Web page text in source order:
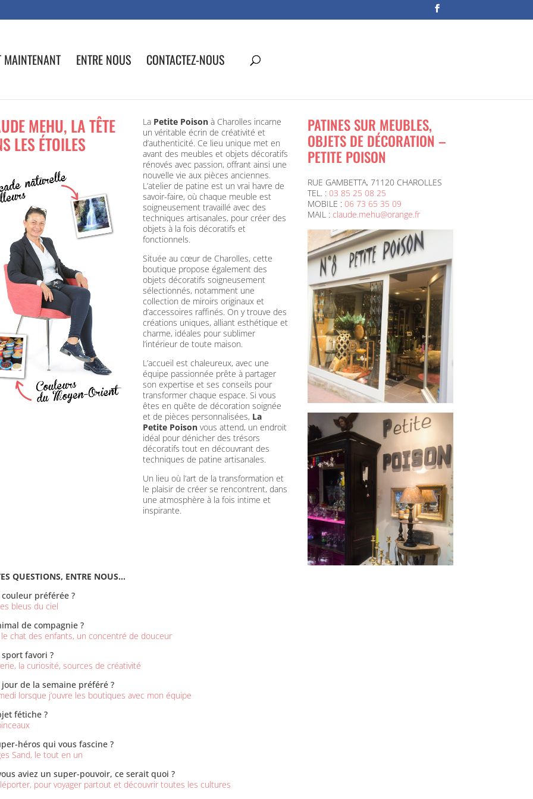
MAINTENANT ENTRE NOUS CONTACTEZ-NOUS
MEHU, LA TÊTE
LES ÉTOILES
La Petite Poison à Charolles incarne
un véritable écrin de créativité et
d’authenticité. Ce lieu unique met en
avant des meubles et objets décoratifs
rénovés avec passion, offrant ainsi une
nouvelle vie aux pièces anciennes.
L’atelier de patine est un vrai havre de
savoir-faire, où chaque meuble est
soigneusement travaillé avec des
techniques artisanales, pour créer des
objets à la fois décoratifs et
fonctionnels.
Située au cœur de Charolles, cette
boutique propose également des
objets décoratifs soigneusement
sélectionnés, notamment une
collection de miroirs originaux et
d’accessoires raffinés. On y trouve des
créations uniques, alliant esthétique et
charme, idéales pour sublimer
l’intérieur de toute maison.
L’accueil est chaleureux, avec une
équipe passionnée prête à partager
son expertise et ses conseils pour
transformer chaque espace. Si vous
êtes en quête de décoration soignée
et de pièces personnalisées, La
Petite Poison vous attend, un endroit
idéal pour dénicher des trésors
décoratifs tout en découvrant des
techniques de patine artisanales.
Un lieu où l’art de la transformation et
le plaisir de créer se rencontrent, dans
une atmosphère à la fois intime et
inspirante.
QUESTIONS, ENTRE NOUS…
préférée ?
bleus du ciel
de compagnie ?
le chat des enfants, un concentré de douceur
favori ?
la curiosité, sources de créativité
de la semaine préféré ?
lorsque j’ouvre les boutiques avec mon équipe
fétiche ?
héros qui vous fascine ?
Sand, le tout en un
aviez un super-pouvoir, ce serait quoi ?
pour voyager partout et découvrir toutes les cultures
PATINES SUR MEUBLES,
OBJETS DE DÉCORATION –
PETITE POISON
RUE GAMBETTA, 71120 CHAROLLES
TEL. : 03 85 25 08 25
MOBILE : 06 73 65 35 09
MAIL : claude.mehu@orange.fr